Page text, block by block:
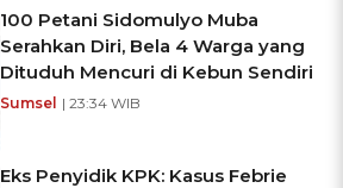
100 Petani Sidomulyo Muba
Serahkan Diri, Bela 4 Warga yang
Dituduh Mencuri di Kebun Sendiri
Sumsel | 23:34 WIB
Eks Penyidik KPK: Kasus Febrie